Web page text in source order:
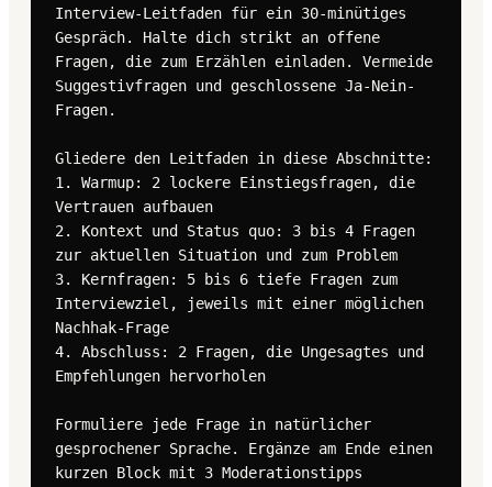
Interview-Leitfaden für ein 30-minütiges
Gespräch. Halte dich strikt an offene
Fragen, die zum Erzählen einladen. Vermeide
Suggestivfragen und geschlossene Ja-Nein-
Fragen.
Gliedere den Leitfaden in diese Abschnitte:
1. Warmup: 2 lockere Einstiegsfragen, die
Vertrauen aufbauen
2. Kontext und Status quo: 3 bis 4 Fragen
zur aktuellen Situation und zum Problem
3. Kernfragen: 5 bis 6 tiefe Fragen zum
Interviewziel, jeweils mit einer möglichen
Nachhak-Frage
4. Abschluss: 2 Fragen, die Ungesagtes und
Empfehlungen hervorholen
Formuliere jede Frage in natürlicher
gesprochener Sprache. Ergänze am Ende einen
kurzen Block mit 3 Moderationstipps